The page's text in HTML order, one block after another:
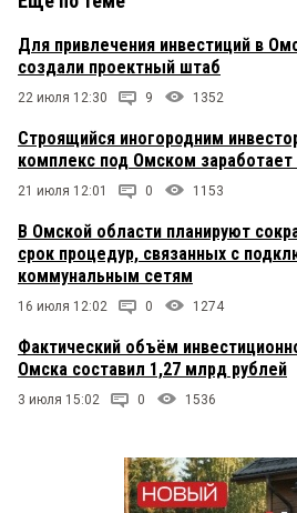
Для привлечения инвестиций в
создали проектный штаб
22 июля 12:30 9 1352
Строящийся иногородним
комплекс под Омском
21 июля 12:01 0 1153
В Омской области планируют
срок процедур, связанных с
коммунальным сетям
16 июля 12:02 0 1274
Фактический объём
Омска составил 1,27 млрд рублей
3 июля 15:02 0 1536